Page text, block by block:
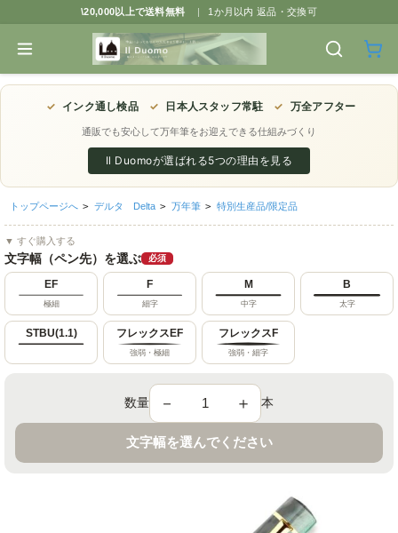
\20,000以上で送料無料 | 1か月以内 返品・交換可
✓ インク通し検品 ✓ 日本人スタッフ常駐 ✓ 万全アフター
通販でも安心して万年筆をお迎えできる仕組みづくり
Il Duomoが選ばれる5つの理由を見る
トップページへ > デルタ Delta > 万年筆 > 特別生産品/限定品
▼ すぐ購入する
文字幅（ペン先）を選ぶ 必須
EF
極細
F
細字
M
中字
B
太字
STBU(1.1) フレックスEF
強弱・極細
フレックスF
強弱・細字
数量 － ＋ 本
文字幅を選んでください